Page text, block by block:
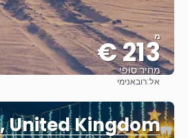
מ
213 €
מחיר סופי
אל:רובאנימי
United Kingdom